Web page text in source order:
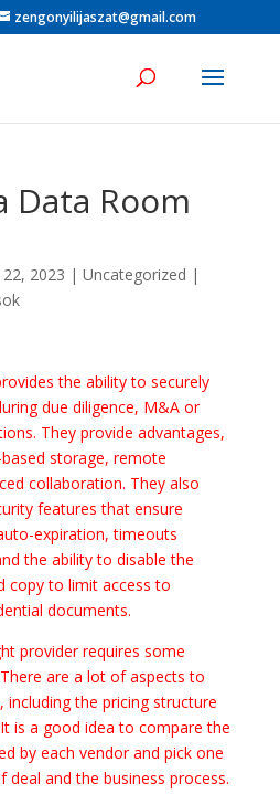
zengonyilijaszat@gmail.com
Data Room
2023 | Uncategorized |
the ability to securely
due diligence, M&A or
They provide advantages,
storage, remote
collaboration. They also
features that ensure
expiration, timeouts
the ability to disable the
copy to limit access to
documents.
provider requires some
are a lot of aspects to
the pricing structure
is a good idea to compare the
by each vendor and pick one
and the business process.